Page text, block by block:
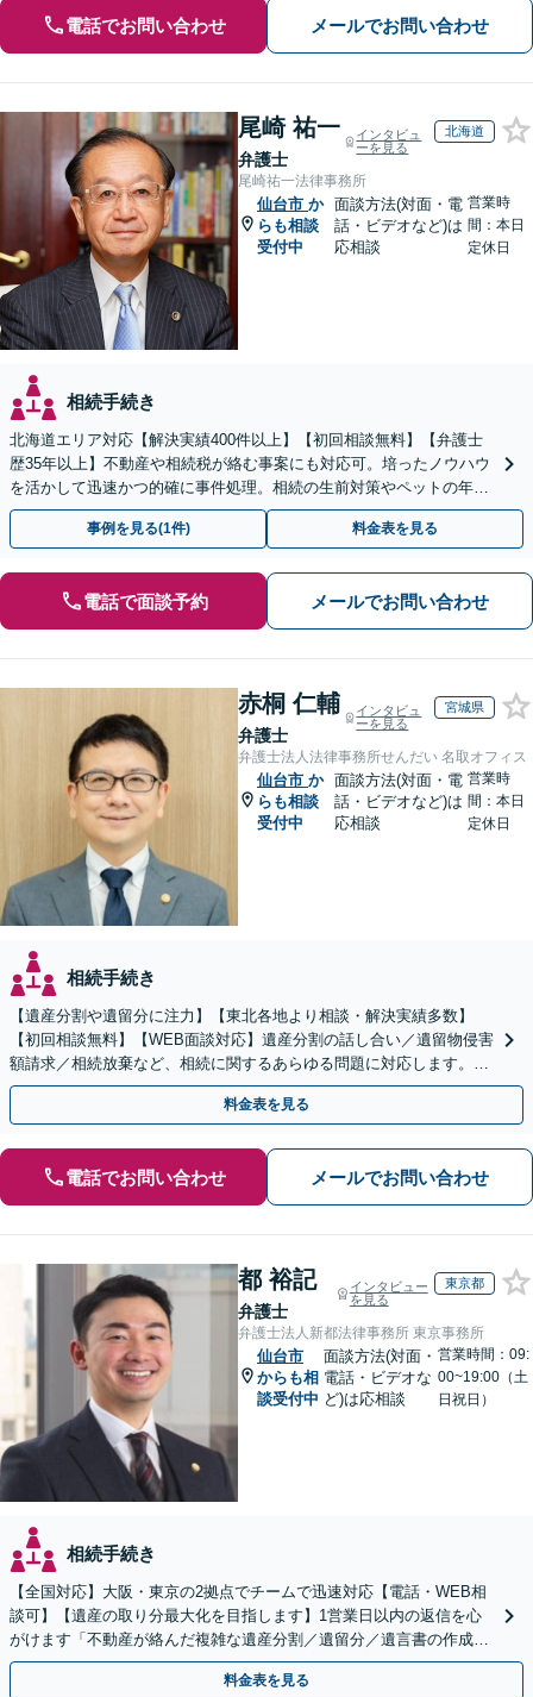
電話でお問い合わせ メールでお問い合わせ
尾崎 祐一
弁護士
インタビュ
ーを見る
北海道
尾崎祐一法律事務所
仙台市 か
らも相談
受付中
面談方法(対面・電
話・ビデオなど)は
応相談
営業時
間：本日
定休日
相続手続き
北海道エリア対応【解決実績400件以上】【初回相談無料】【弁護士
歴35年以上】不動産や相続税が絡む事案にも対応可。培ったノウハウ
を活かして迅速かつ的確に事件処理。相続の生前対策やペットの年金
システムもお任せ【完全個室】【自衛隊前駅8分】
事例を見る(1件) 料金表を見る
電話で面談予約 メールでお問い合わせ
赤桐 仁輔
弁護士
インタビュ
ーを見る
宮城県
弁護士法人法律事務所せんだい 名取オフィス
仙台市 か
らも相談
受付中
面談方法(対面・電
話・ビデオなど)は
応相談
営業時
間：本日
定休日
相続手続き
【遺産分割や遺留分に注力】【東北各地より相談・解決実績多数】
【初回相談無料】【WEB面談対応】遺産分割の話し合い／遺留物侵害
額請求／相続放棄など、相続に関するあらゆる問題に対応します。ご
事情やご意向を丁寧にお聞きし、有利な解決を目指します
料金表を見る
電話でお問い合わせ メールでお問い合わせ
都 裕記
弁護士
インタビュー
を見る
東京都
弁護士法人新都法律事務所 東京事務所
仙台市
からも相
談受付中
面談方法(対面・
電話・ビデオな
ど)は応相談
営業時間：09:
00~19:00（土
日祝日）
相続手続き
【全国対応】大阪・東京の2拠点でチームで迅速対応【電話・WEB相
談可】【遺産の取り分最大化を目指します】1営業日以内の返信を心
がけます「不動産が絡んだ複雑な遺産分割／遺留分／遺言書の作成・
執行／事業承継など、お任せください」【休日相談あり】
料金表を見る